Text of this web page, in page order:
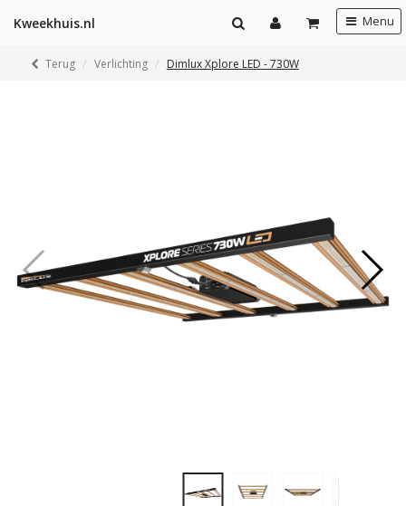
Kweekhuis.nl Menu
Terug Verlichting Dimlux Xplore LED - 730W